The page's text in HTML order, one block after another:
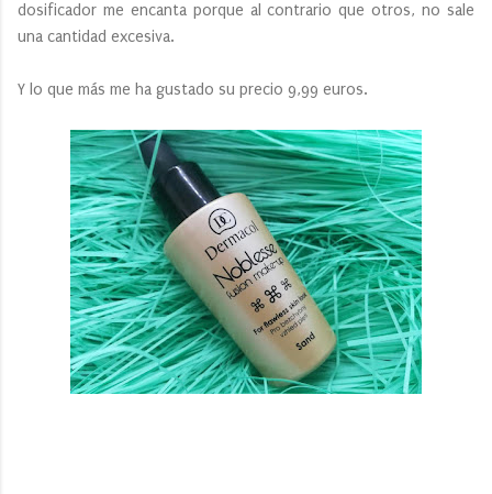
dosificador me encanta porque al contrario que otros, no sale
una cantidad excesiva.
Y lo que más me ha gustado su precio 9,99 euros.